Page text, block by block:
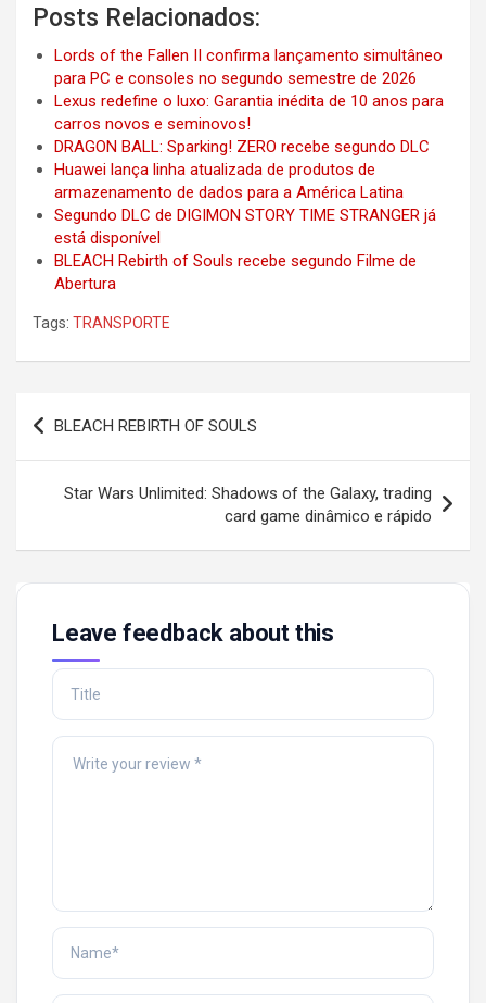
Posts Relacionados:
Lords of the Fallen II confirma lançamento simultâneo
para PC e consoles no segundo semestre de 2026
Lexus redefine o luxo: Garantia inédita de 10 anos para
carros novos e seminovos!
DRAGON BALL: Sparking! ZERO recebe segundo DLC
Huawei lança linha atualizada de produtos de
armazenamento de dados para a América Latina
Segundo DLC de DIGIMON STORY TIME STRANGER já
está disponível
BLEACH Rebirth of Souls recebe segundo Filme de
Abertura
Tags: TRANSPORTE
Post
navigation
BLEACH REBIRTH OF SOULS
Star Wars Unlimited: Shadows of the Galaxy, trading
card game dinâmico e rápido
Leave feedback about this